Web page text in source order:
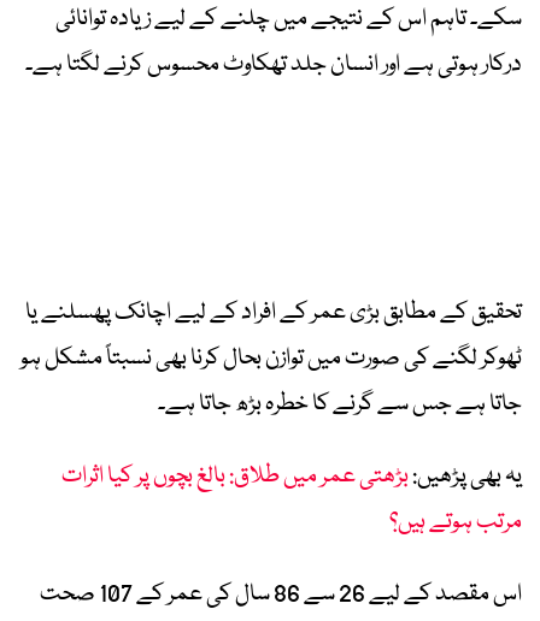
سکے۔ تاہم اس کے نتیجے میں چلنے کے لیے زیادہ توانائی
درکار ہوتی ہے اور انسان جلد تھکاوٹ محسوس کرنے لگتا ہے۔
تحقیق کے مطابق بڑی عمر کے افراد کے لیے اچانک پھسلنے یا
ٹھوکر لگنے کی صورت میں توازن بحال کرنا بھی نسبتاً مشکل ہو
جاتا ہے جس سے گرنے کا خطرہ بڑھ جاتا ہے۔
یہ بھی پڑھیں:بڑھتی عمر میں طلاق: بالغ بچوں پر کیا اثرات
مرتب ہوتے ہیں؟
اس مقصد کے لیے 26 سے 86 سال کی عمر کے 107 صحت